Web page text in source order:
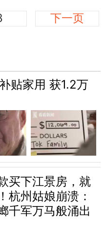
下一页
贴家用 获1.2万
买下江景房，就
杭州姑娘崩溃：
千军万马般涌出